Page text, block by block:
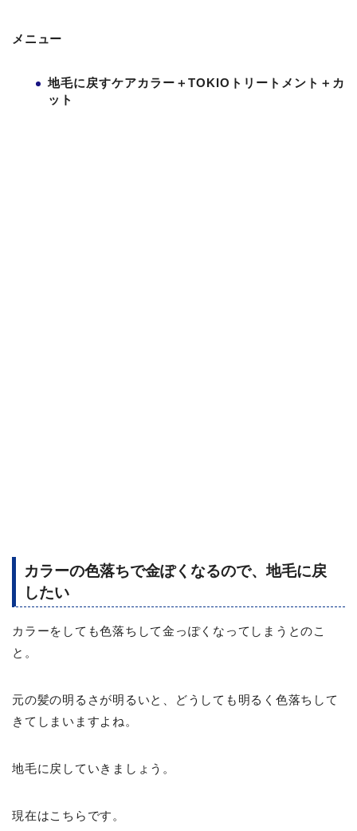
メニュー
地毛に戻すケアカラー＋TOKIOトリートメント＋カ
ット
カラーの色落ちで金ぽくなるので、地毛に戻
したい
カラーをしても色落ちして金っぽくなってしまうとのこ
と。
元の髪の明るさが明るいと、どうしても明るく色落ちして
きてしまいますよね。
地毛に戻していきましょう。
現在はこちらです。